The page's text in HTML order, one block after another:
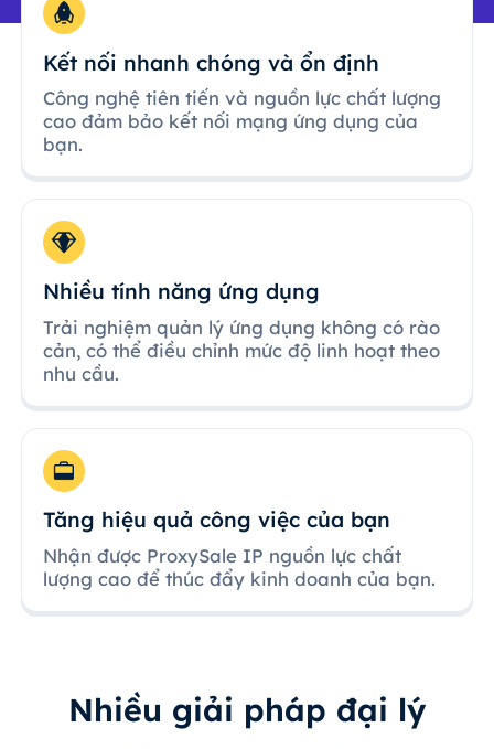
Kết nối nhanh chóng và ổn định
Công nghệ tiên tiến và nguồn lực chất lượng
cao đảm bảo kết nối mạng ứng dụng của
bạn.
Nhiều tính năng ứng dụng
Trải nghiệm quản lý ứng dụng không có rào
cản, có thể điều chỉnh mức độ linh hoạt theo
nhu cầu.
Tăng hiệu quả công việc của bạn
Nhận được ProxySale IP nguồn lực chất
lượng cao để thúc đẩy kinh doanh của bạn.
Nhiều giải pháp đại lý